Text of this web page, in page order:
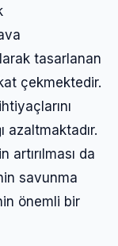
tasarlanan
çekmektedir.
azaltmaktadır.
da
savunma
önemli bir